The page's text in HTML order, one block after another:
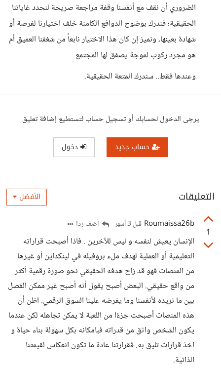
الضروري أن نقف مع أنفسنا وقفة مراجعة صريحة لنحدد غاياتنا
الحقيقية؛ فندرك بوضوح الدوافع الكامنة خلف اختيارنا لفرصة أو
شهادة بعينها، ونميز إن كان هذا الاختيار نابعاً من شغفنا العميق أم
هو مجرد ركوب لموجة يصفق لها المجتمع
وعندها فقط.. سندرك المتعة الحقيقية.
يرجى الدخول لحسابك أو تسجيل حساب لتستطيع إضافة تعليق
حساب جديد دخول
التعليقات الأفضل
1
Roumaissa26b قبل 3 أشهر أضف ردا
الإنسان يعيش لنفسه و ليس للآخرين . فاذا أصبحت قراراته
التعليمية أو العملية لهدف ملء بروفيله في لينكداين أو غيرها
من المنصات فهو قد زاح هدفه الحقيقي نحو صورة رقمية أكثر
من واقع حقيقي. البعض أصبح يقول أنه أصبح غير ممكن الفصل
بين ما نريده لأنفسنا وما يفرضه علينا السوق الرقمي. اظن أن
هذه المنصات أصبحت جزءًا من اللعبة لا يمكن تجاهله لكن عندما
يكون الشخص واثق من قدراته فبامكانه بكل سهولة بناء حياة و
اخذ قرارات تليق به. فقرارتنا عادة ما تكون انعكاس لقيمتنا
الذاتية.